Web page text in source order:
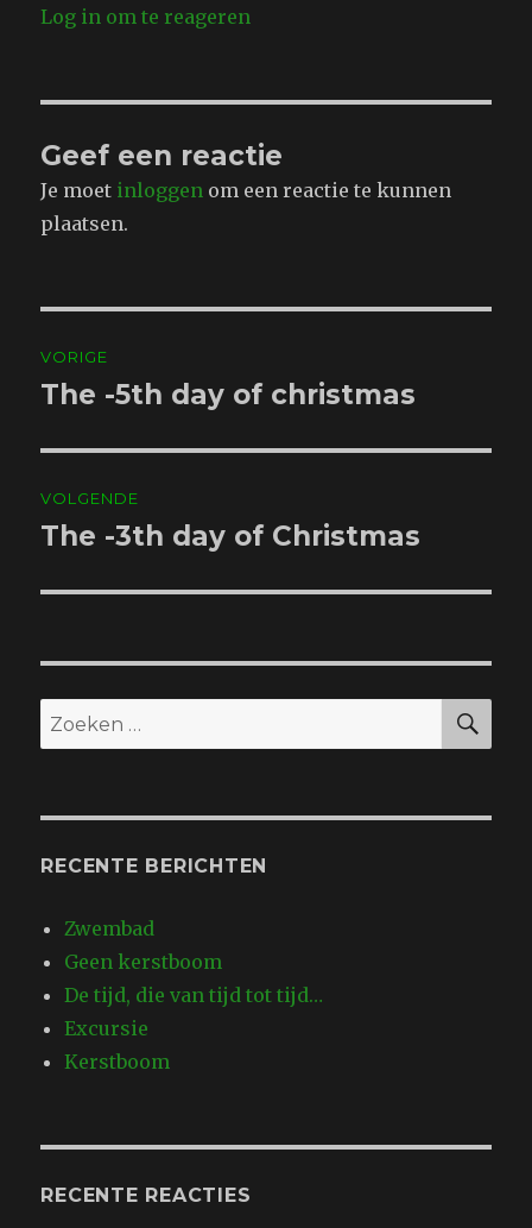
Log in om te reageren
Geef een reactie
Je moet inloggen om een reactie te kunnen
plaatsen.
navigatie
VORIGE
Vorig
The -5th day of christmas
VOLGENDE
Volgend
The -3th day of Christmas
Zoeken
naar:
RECENTE BERICHTEN
Zwembad
Geen kerstboom
De tijd, die van tijd tot tijd…
Excursie
Kerstboom
RECENTE REACTIES